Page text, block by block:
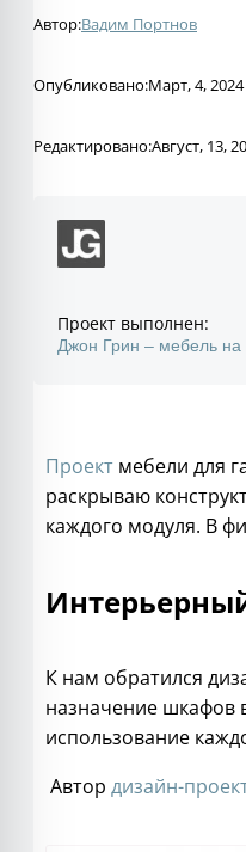
Автор:Вадим Портнов
Опубликовано:Март, 4, 2024
Редактировано:Август, 13,
Проект выполнен:
Джон Грин – мебель на
Проект мебели для
раскрываю
каждого модуля. В
К нам обратился
назначение шкафов
использование
Автор дизайн-